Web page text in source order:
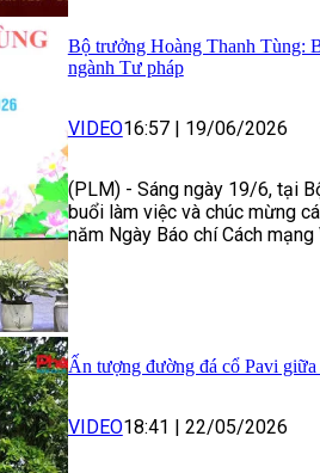
Bộ trưởng Hoàng Thanh Tùng:
ngành Tư pháp
VIDEO16:57 | 19/06/2026
(PLM) - Sáng ngày 19/6, tại
buổi làm việc và chúc mừng
năm Ngày Báo chí Cách
Ấn tượng đường đá cổ Pavi
VIDEO18:41 | 22/05/2026